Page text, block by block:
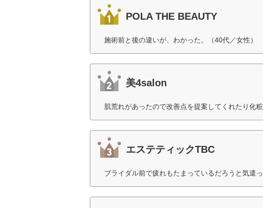
POLA THE BEAUTY
施術前と後の違いが、わかった。（40代／女性）
美4salon
肌荒れがあったので改善点を提案してくれたり化
エステティックTBC
ブライダル前で疲れもたまっているだろうと気遣